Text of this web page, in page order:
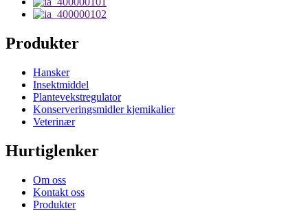
Produkter
Hansker
Insektmiddel
Plantevekstregulator
Konserveringsmidler kjemikalier
Veterinær
Hurtiglenker
Om oss
Kontakt oss
Produkter